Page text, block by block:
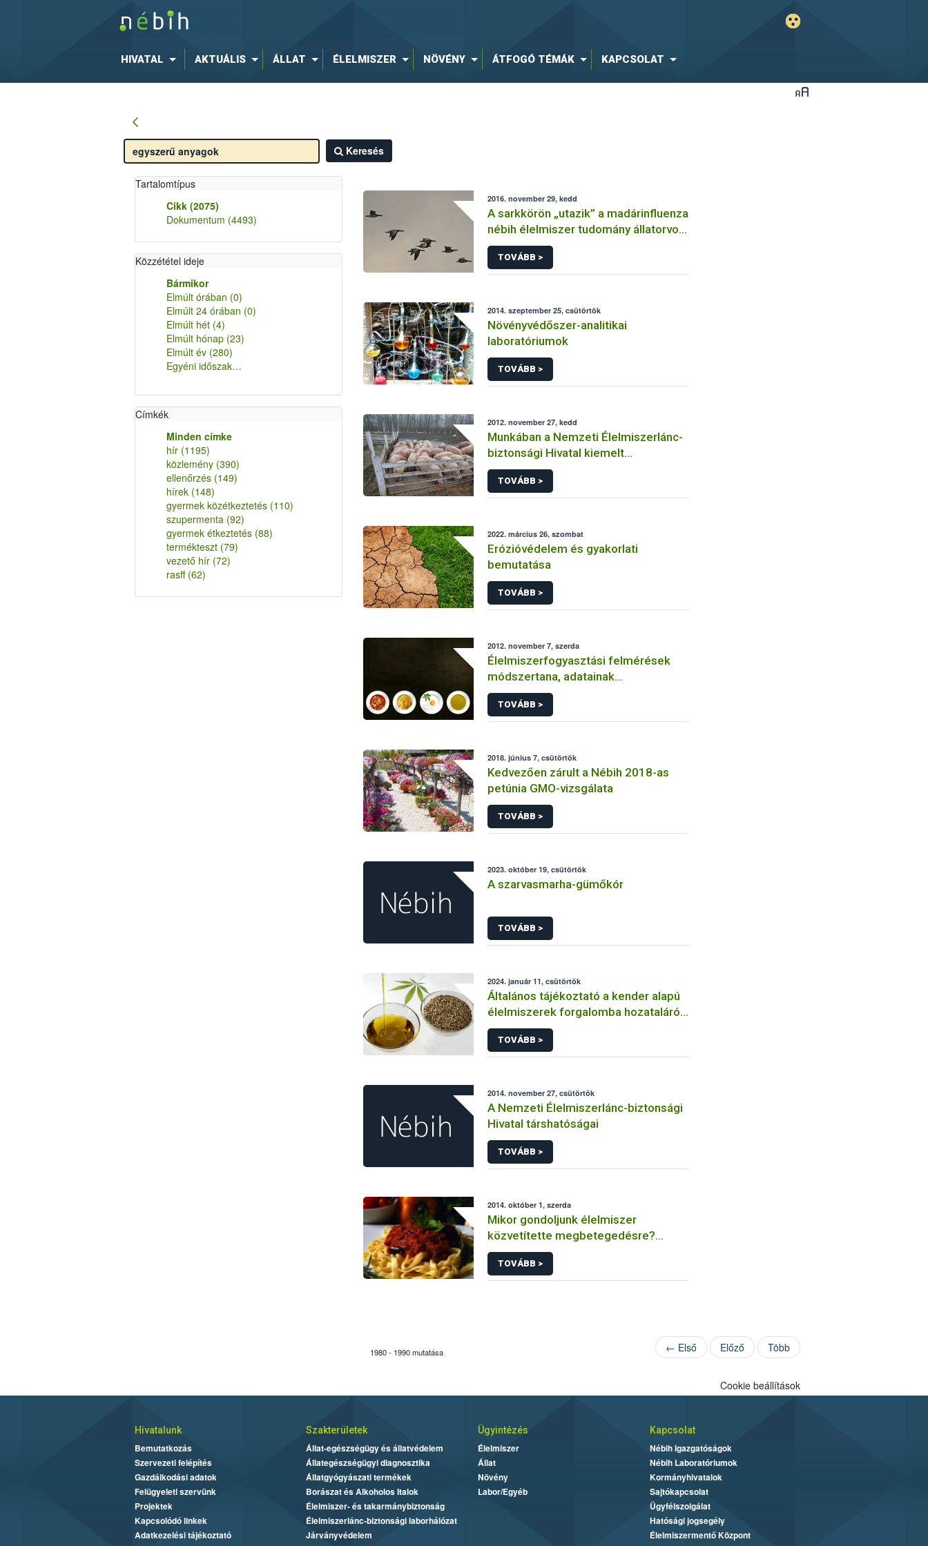
HIVATAL AKTUÁLIS ÁLLAT ÉLELMISZER NÖVÉNY ÁTFOGÓ TÉMÁK KAPCSOLAT
Keresés
Tartalomtípus
Cikk (2075)
Dokumentum (4493)
Közzététel ideje
Bármikor
Elmúlt órában (0)
Elmúlt 24 órában (0)
Elmúlt hét (4)
Elmúlt hónap (23)
Elmúlt év (280)
Egyéni időszak…
Címkék
Minden címke
hír (1195)
közlemény (390)
ellenőrzés (149)
hírek (148)
gyermek közétkeztetés (110)
szupermenta (92)
gyermek étkeztetés (88)
termékteszt (79)
vezető hír (72)
rasff (62)
2016. november 29, kedd
A sarkkörön „utazik” a madárinfluenza
nébih élelmiszer tudomány állatorvos
dán ádám h5n8 első magyar
madárinfluenza
TOVÁBB >
2014. szeptember 25, csütörtök
Növényvédőszer-analitikai
laboratóriumok
TOVÁBB >
2012. november 27, kedd
Munkában a Nemzeti Élelmiszerlánc-
biztonsági Hivatal kiemelt
ellenőrzéseket végző akciócsoportja
TOVÁBB >
2022. március 26, szombat
Erózióvédelem és gyakorlati
bemutatása
TOVÁBB >
2012. november 7, szerda
Élelmiszerfogyasztási felmérések
módszertana, adatainak
megbízhatósága
TOVÁBB >
2018. június 7, csütörtök
Kedvezően zárult a Nébih 2018-as
petúnia GMO-vizsgálata
TOVÁBB >
2023. október 19, csütörtök
A szarvasmarha-gümőkór
TOVÁBB >
2024. január 11, csütörtök
Általános tájékoztató a kender alapú
élelmiszerek forgalomba hozataláról
és azok szabályozásáról
TOVÁBB >
2014. november 27, csütörtök
A Nemzeti Élelmiszerlánc-biztonsági
Hivatal társhatóságai
TOVÁBB >
2014. október 1, szerda
Mikor gondoljunk élelmiszer
közvetítette megbetegedésre?
(közismert néven ételmérgezésre,
ételfertőzésre)
TOVÁBB >
1980 - 1990 mutatása ← Első Előző Több
Cookie beállítások
Hivatalunk
Bemutatkozás
Szervezeti felépítés
Gazdálkodási adatok
Felügyeleti szervünk
Projektek
Kapcsolódó linkek
Adatkezelési tájékoztató
Szakterületek
Állat-egészségügy és állatvédelem
Állategészségügyi diagnosztika
Állatgyógyászati termékek
Borászat és Alkoholos Italok
Élelmiszer- és takarmánybiztonság
Élelmiszerlánc-biztonsági laborhálózat
Járványvédelem
Ügyintézés
Élelmiszer
Állat
Növény
Labor/Egyéb
Kapcsolat
Nébih Igazgatóságok
Nébih Laboratóriumok
Kormányhivatalok
Sajtókapcsolat
Ügyfélszolgálat
Hatósági jogsegély
Élelmiszermentő Központ